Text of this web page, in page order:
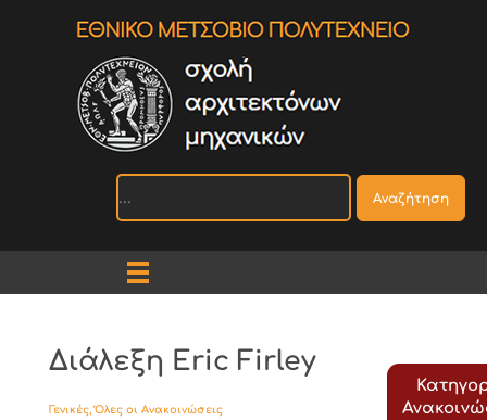
Αναζήτηση
Διάλεξη Eric Firley
Γενικές,Όλες οι Ανακοινώσεις